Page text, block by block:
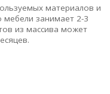
материалов и
мебели занимает 2-3
из массива может